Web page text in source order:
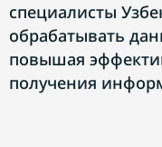
специалисты
обрабатывать
повышая
получения